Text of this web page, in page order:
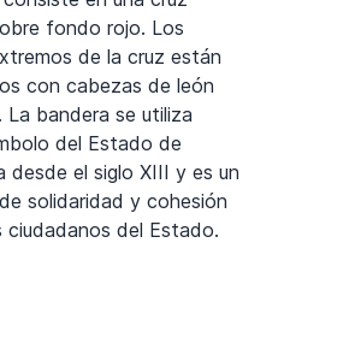
fondo rojo. Los
de la cruz están
con cabezas de león
La bandera se utiliza
del Estado de
desde el siglo XIII y es un
solidaridad y cohesión
ciudadanos del Estado.